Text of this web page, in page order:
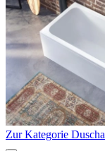
Zur Kategorie